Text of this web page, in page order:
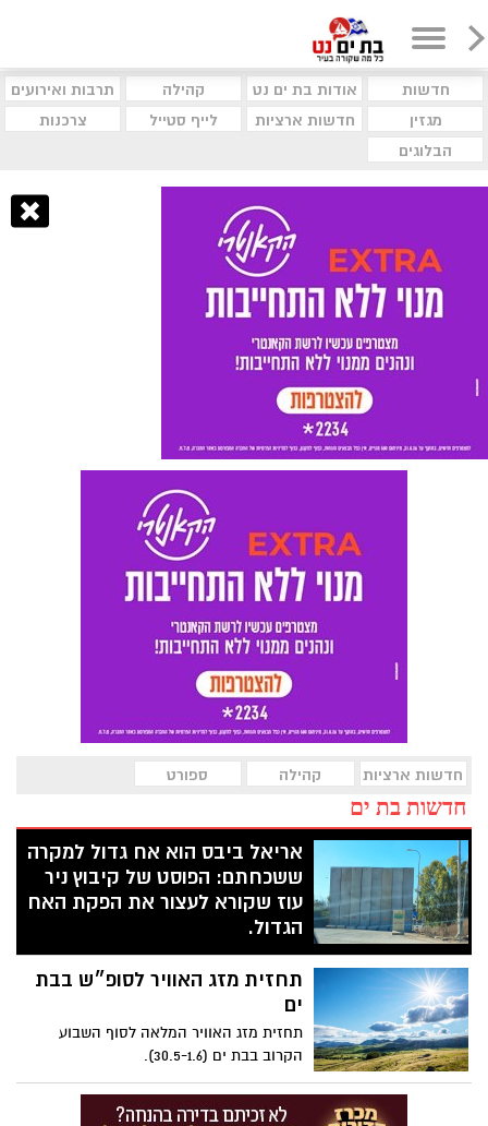
חדשות אודות בת ים נט קהילה
תרבות ואירועים
מגזין
חדשות ארציות לייף סטייל
צרכנות
הבלוגים
חדשות ארציות קהילה ספורט
חדשות בת ים
אריאל ביבס הוא אח גדול למקרה
ששכחתם: הפוסט של קיבוץ ניר
עוז שקורא לעצור את הפקת האח
הגדול.
היום עלה לרשת האינסטגרם, בפרופיל של
הקיבוץ, פוסט ובו דרישה לעצור את הפקת
עוז נגד האח הגדול ובקריאה - תעצרו את
השידור תעצרו את ההפקה.
תחזית מזג האוויר לסופ״ש בבת
ים
תחזית מזג האוויר המלאה לסוף השבוע
הקרוב בבת ים (30.5-1.6).